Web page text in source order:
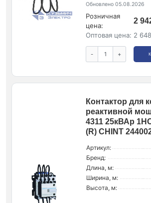
Обновлено 05.08.2026
Розничная
цена:
2
Оптовая цена: 2
- +
Контактор для
реактивной
4311 25кВАр
(R) CHINT
Артикул:
Бренд:
Длина, м:
Ширина, м:
Высота, м: